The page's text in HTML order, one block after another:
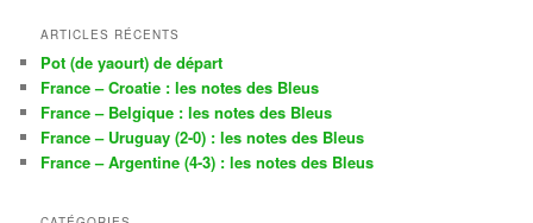
ARTICLES RÉCENTS
Pot (de yaourt) de départ
France – Croatie : les notes des Bleus
France – Belgique : les notes des Bleus
France – Uruguay (2-0) : les notes des Bleus
France – Argentine (4-3) : les notes des Bleus